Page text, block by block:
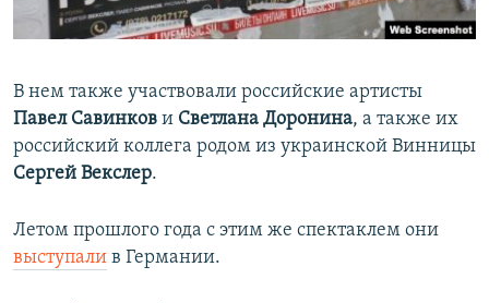
В нем также участвовали российские артисты
Павел Савинков и Светлана Доронина, а также их
российский коллега родом из украинской Винницы
Сергей Векслер.
Летом прошлого года с этим же спектаклем они
выступали в Германии.